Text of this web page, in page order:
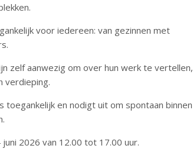
voor iedereen: van gezinnen met
zelf aanwezig om over hun werk te vertellen,
verdieping.
toegankelijk en nodigt uit om spontaan binnen
2026 van 12.00 tot 17.00 uur.